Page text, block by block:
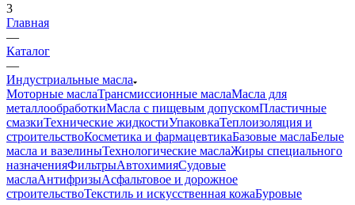
3
Главная
—
Каталог
—
Индустриальные масла
Моторные маслаТрансмиссионные маслаМасла для
металлообработкиМасла с пищевым допускомПластичные
смазкиТехнические жидкостиУпаковкаТеплоизоляция и
строительствоКосметика и фармацевтикаБазовые маслаБелые
масла и вазелиныТехнологические маслаЖиры специального
назначенияФильтрыАвтохимияСудовые
маслаАнтифризыАсфальтовое и дорожное
строительствоТекстиль и искусственная кожаБуровые